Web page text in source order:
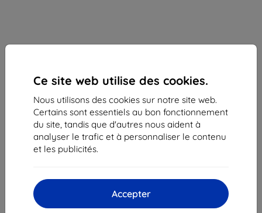
Ce site web utilise des cookies.
Nous utilisons des cookies sur notre site web.
Certains sont essentiels au bon fonctionnement
du site, tandis que d'autres nous aident à
analyser le trafic et à personnaliser le contenu
et les publicités.
Accepter
Coque Samsung Flip case Smart View for Samsung
Adapté pour: Samsung Galaxy A54
Description et caractéristiques